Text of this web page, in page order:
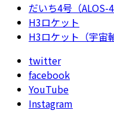
だいち4号（ALOS-
H3ロケット
H3ロケット（宇宙
twitter
facebook
YouTube
Instagram